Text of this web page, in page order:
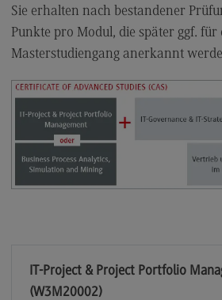
Sie erhalten nach bestandener
Punkte pro Modul, die später ggf. für
Masterstudiengang anerkannt
IT-Project & Project Portfolio
(W3M20002)